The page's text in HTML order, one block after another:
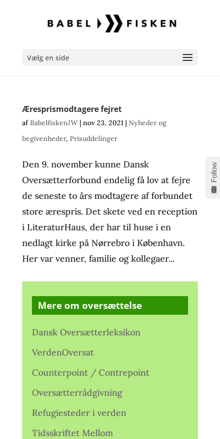
Vælg en side
Æresprismodtagere fejret
afBabelfiskenJW| nov 23, 2021| Nyheder og
begivenheder, Prisuddelinger
Den 9. november kunne Dansk
Oversætterforbund endelig få lov at fejre
de seneste to års modtagere af forbundet
store ærespris. Det skete ved en reception
i LiteraturHaus, der har til huse i en
nedlagt kirke på Nørrebro i København.
Her var venner, familie og kollegaer...
Mere om oversættelse
Dansk Oversætterleksikon
VerdenOversat
Counterpoint / Contrepoint
Oversætterrådgivning
Refugiesteder i verden
Tidsskriftet Mellom
Follow